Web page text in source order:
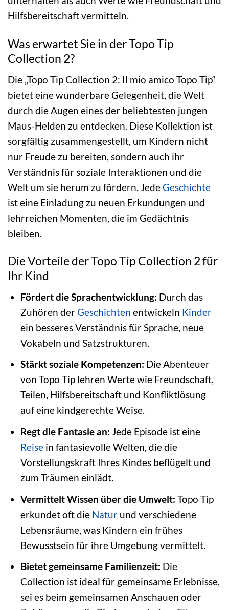
Hilfsbereitschaft vermitteln.
Was erwartet Sie in der Topo Tip
Collection 2?
Die „Topo Tip Collection 2: Il mio amico Topo Tip“
bietet eine wunderbare Gelegenheit, die Welt
durch die Augen eines der beliebtesten jungen
Maus-Helden zu entdecken. Diese Kollektion ist
sorgfältig zusammengestellt, um Kindern nicht
nur Freude zu bereiten, sondern auch ihr
Verständnis für soziale Interaktionen und die
Welt um sie herum zu fördern. JedeGeschichte
ist eine Einladung zu neuen Erkundungen und
lehrreichen Momenten, die im Gedächtnis
bleiben.
Die Vorteile der Topo Tip Collection 2 für
Ihr Kind
Fördert die Sprachentwicklung: Durch das
Zuhören derGeschichten entwickeln Kinder
ein besseres Verständnis für Sprache, neue
Vokabeln und Satzstrukturen.
Stärkt soziale Kompetenzen: Die Abenteuer
von Topo Tip lehren Werte wie Freundschaft,
Teilen, Hilfsbereitschaft und Konfliktlösung
auf eine kindgerechte Weise.
Regt die Fantasie an: Jede Episode ist eine
Reisein fantasievolle Welten, die die
Vorstellungskraft Ihres Kindes beflügelt und
zum Träumen einlädt.
Vermittelt Wissen über die Umwelt: Topo Tip
erkundet oft die Naturund verschiedene
Lebensräume, was Kindern ein frühes
Bewusstsein für ihre Umgebung vermittelt.
Bietet gemeinsame Familienzeit: Die
Collection ist ideal für gemeinsame Erlebnisse,
sei es beim gemeinsamen Anschauen oder